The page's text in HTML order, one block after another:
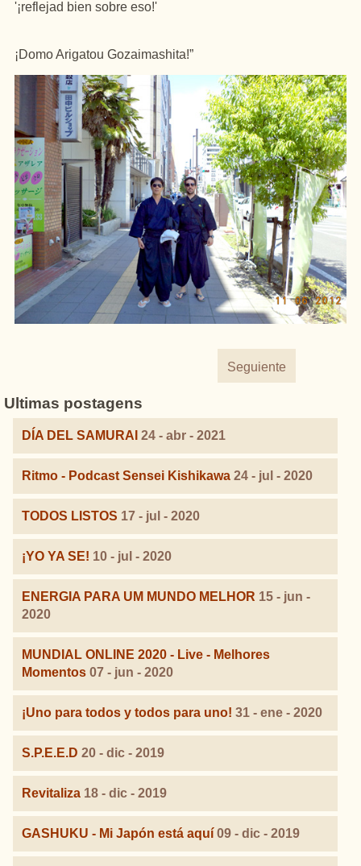
'¡reflejad bien sobre eso!'
¡Domo Arigatou Gozaimashita!”
Seguiente
Ultimas postagens
DÍA DEL SAMURAI 24 - abr - 2021
Ritmo - Podcast Sensei Kishikawa 24 - jul - 2020
TODOS LISTOS 17 - jul - 2020
¡YO YA SE! 10 - jul - 2020
ENERGIA PARA UM MUNDO MELHOR 15 - jun -
2020
MUNDIAL ONLINE 2020 - Live - Melhores
Momentos 07 - jun - 2020
¡Uno para todos y todos para uno! 31 - ene - 2020
S.P.E.E.D 20 - dic - 2019
Revitaliza 18 - dic - 2019
GASHUKU - Mi Japón está aquí 09 - dic - 2019